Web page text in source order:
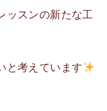
ッスンの新たな工
と考えています